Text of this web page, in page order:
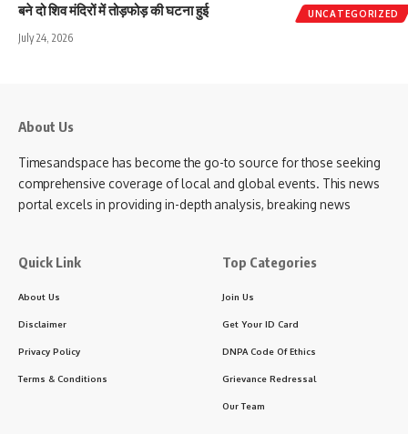
UNCATEGORIZED
बने दो शिव मंदिरों में तोड़फोड़ की घटना हुई
July 24, 2026
About Us
Timesandspace has become the go-to source for those seeking
comprehensive coverage of local and global events. This news
portal excels in providing in-depth analysis, breaking news
Quick Link
About Us
Disclaimer
Privacy Policy
Terms & Conditions
Top Categories
Join Us
Get Your ID Card
DNPA Code Of Ethics
Grievance Redressal
Our Team